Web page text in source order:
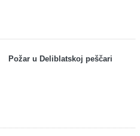
Požar u Deliblatskoj peščari